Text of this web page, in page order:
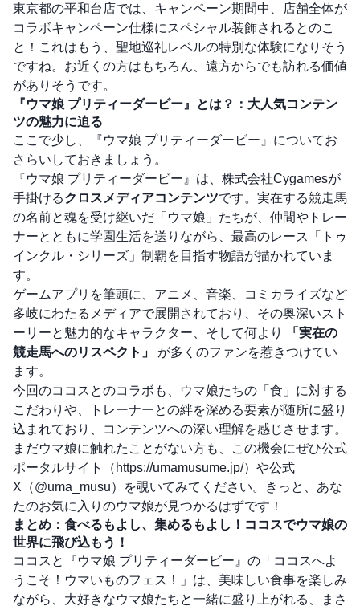
東京都の平和台店では、キャンペーン期間中、店舗全体が
コラボキャンペーン仕様にスペシャル装飾されるとのこ
と！これはもう、聖地巡礼レベルの特別な体験になりそう
ですね。お近くの方はもちろん、遠方からでも訪れる価値
がありそうです。
『ウマ娘 プリティーダービー』とは？：大人気コンテン
ツの魅力に迫る
ここで少し、『ウマ娘 プリティーダービー』についてお
さらいしておきましょう。
『ウマ娘 プリティーダービー』は、株式会社Cygamesが
手掛けるクロスメディアコンテンツです。実在する競走馬
の名前と魂を受け継いだ「ウマ娘」たちが、仲間やトレー
ナーとともに学園生活を送りながら、最高のレース「トゥ
インクル・シリーズ」制覇を目指す物語が描かれていま
す。
ゲームアプリを筆頭に、アニメ、音楽、コミカライズなど
多岐にわたるメディアで展開されており、その奥深いスト
ーリーと魅力的なキャラクター、そして何より
「実在の
競走馬へのリスペクト」
が多くのファンを惹きつけてい
ます。
今回のココスとのコラボも、ウマ娘たちの「食」に対する
こだわりや、トレーナーとの絆を深める要素が随所に盛り
込まれており、コンテンツへの深い理解を感じさせます。
まだウマ娘に触れたことがない方も、この機会にぜひ公式
ポータルサイト（ https://umamusume.jp/）や公式
X（@uma_musu）を覗いてみてください。きっと、あな
たのお気に入りのウマ娘が見つかるはずです！
まとめ：食べるもよし、集めるもよし！ココスでウマ娘の
世界に飛び込もう！
ココスと『ウマ娘 プリティーダービー』の「ココスへよ
うこそ！ウマいものフェス！」は、美味しい食事を楽しみ
ながら、大好きなウマ娘たちと一緒に盛り上がれる、まさ